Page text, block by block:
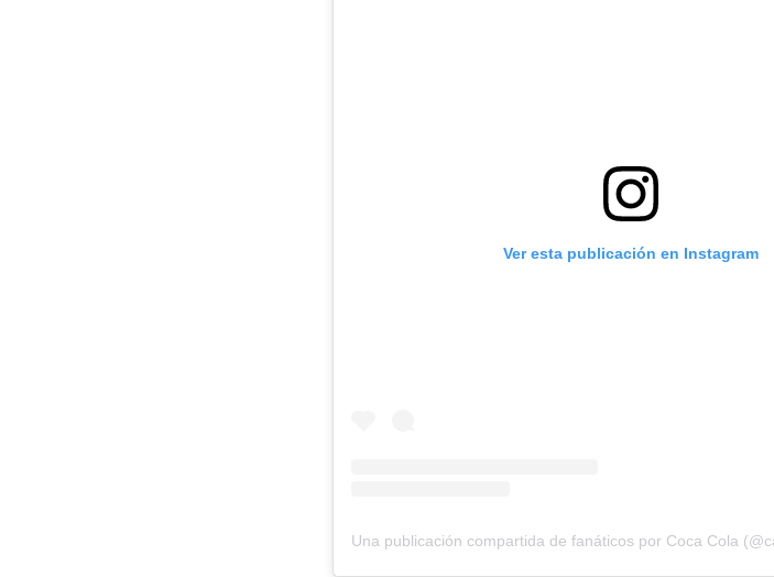
Ver esta publicación en Instagram